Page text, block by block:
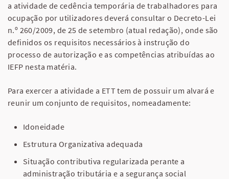
a atividade de cedência temporária de trabalhadores para
ocupação por utilizadores deverá consultar o Decreto-Lei
n.º 260/2009, de 25 de setembro (atual redação), onde são
definidos os requisitos necessários à instrução do
processo de autorização e as competências atribuídas ao
IEFP nesta matéria.
Para exercer a atividade a ETT tem de possuir um alvará e
reunir um conjunto de requisitos, nomeadamente:
Idoneidade
Estrutura Organizativa adequada
Situação contributiva regularizada perante a
administração tributária e a segurança social